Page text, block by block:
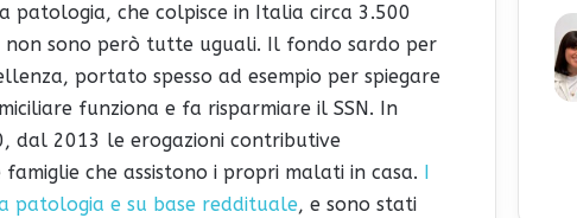
patologia, che colpisce in Italia circa 3.500
non sono però tutte uguali. Il fondo sardo per
portato spesso ad esempio per spiegare
funziona e fa risparmiare il SSN. In
dal 2013 le erogazioni contributive
che assistono i propri malati in casa. I
patologia e su base reddituale, e sono stati